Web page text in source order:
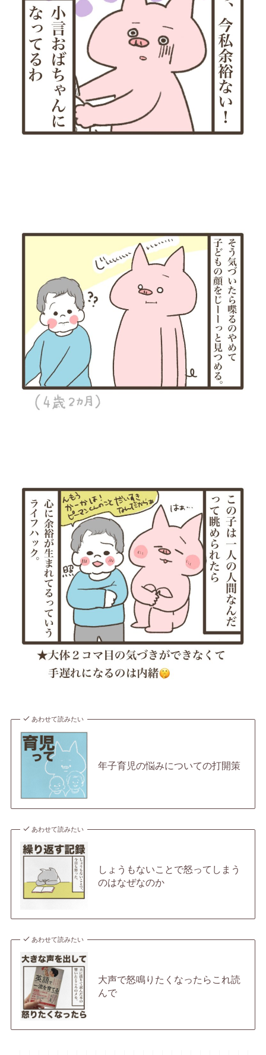
あわせて読みたい
年子育児の悩みについての打開策
あわせて読みたい
しょうもないことで怒ってしまう
のはなぜなのか
あわせて読みたい
大声で怒鳴りたくなったらこれ読
んで